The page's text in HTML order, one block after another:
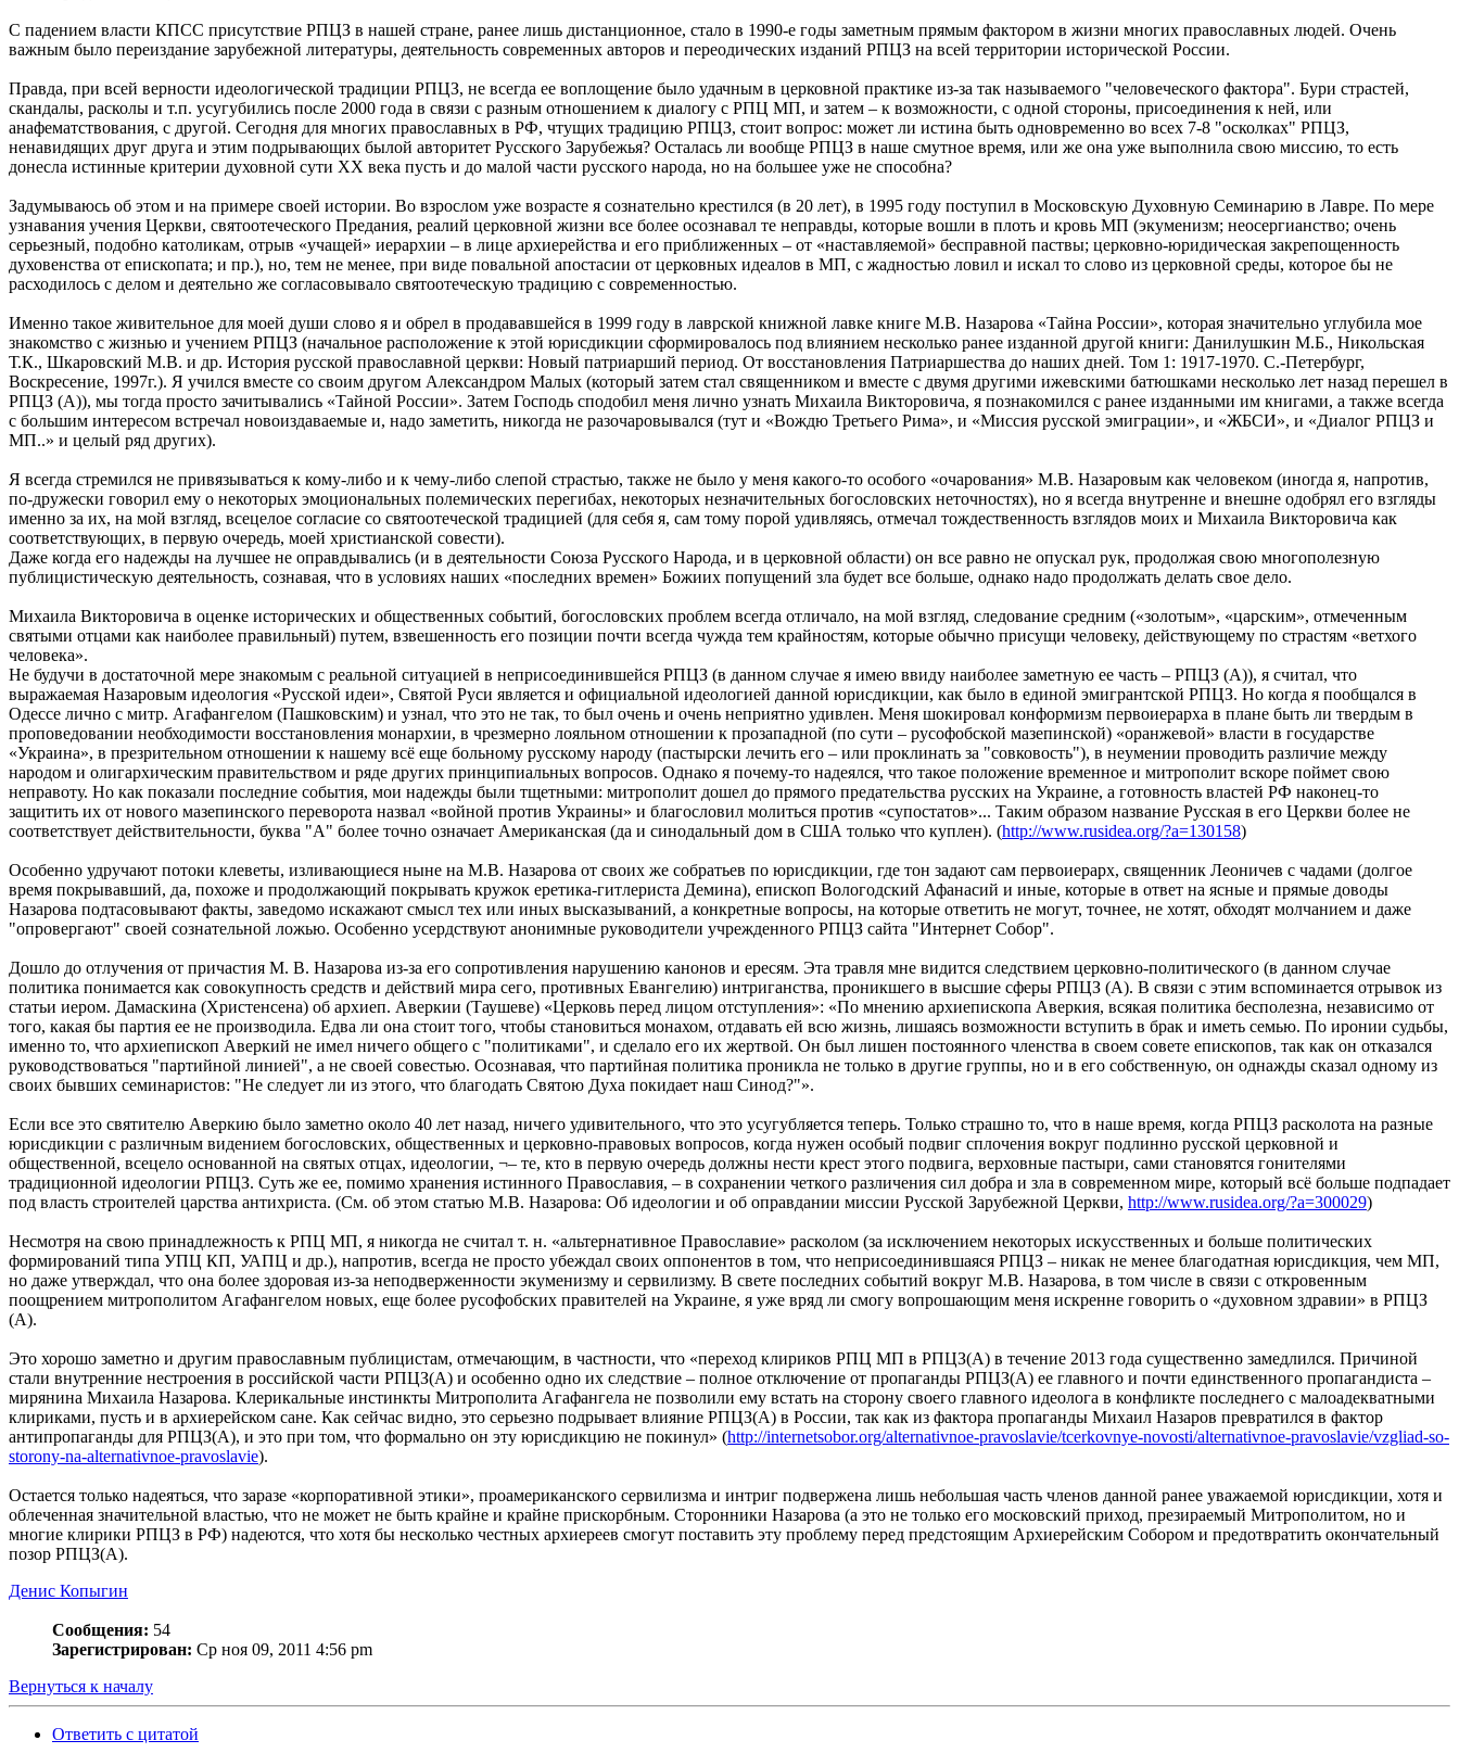
С падением власти КПСС присутствие РПЦЗ в нашей стране, ранее лишь дистанционное, стало в 1990-е годы заметным прямым фактором в жизни многих православных людей. Очень
важным было переиздание зарубежной литературы, деятельность современных авторов и переодических изданий РПЦЗ на всей территории исторической России.
Правда, при всей верности идеологической традиции РПЦЗ, не всегда ее воплощение было удачным в церковной практике из-за так называемого "человеческого фактора". Бури страстей,
скандалы, расколы и т.п. усугубились после 2000 года в связи с разным отношением к диалогу с РПЦ МП, и затем – к возможности, с одной стороны, присоединения к ней, или
анафематствования, с другой. Сегодня для многих православных в РФ, чтущих традицию РПЦЗ, стоит вопрос: может ли истина быть одновременно во всех 7-8 "осколках" РПЦЗ,
ненавидящих друг друга и этим подрывающих былой авторитет Русского Зарубежья? Осталась ли вообще РПЦЗ в наше смутное время, или же она уже выполнила свою миссию, то есть
донесла истинные критерии духовной сути ХХ века пусть и до малой части русского народа, но на большее уже не способна?
Задумываюсь об этом и на примере своей истории. Во взрослом уже возрасте я сознательно крестился (в 20 лет), в 1995 году поступил в Московскую Духовную Семинарию в Лавре. По мере
узнавания учения Церкви, святоотеческого Предания, реалий церковной жизни все более осознавал те неправды, которые вошли в плоть и кровь МП (экуменизм; неосергианство; очень
серьезный, подобно католикам, отрыв «учащей» иерархии – в лице архиерейства и его приближенных – от «наставляемой» бесправной паствы; церковно-юридическая закрепощенность
духовенства от епископата; и пр.), но, тем не менее, при виде повальной апостасии от церковных идеалов в МП, с жадностью ловил и искал то слово из церковной среды, которое бы не
расходилось с делом и деятельно же согласовывало святоотеческую традицию с современностью.
Именно такое живительное для моей души слово я и обрел в продававшейся в 1999 году в лаврской книжной лавке книге М.В. Назарова «Тайна России», которая значительно углубила мое
знакомство с жизнью и учением РПЦЗ (начальное расположение к этой юрисдикции сформировалось под влиянием несколько ранее изданной другой книги: Данилушкин М.Б., Никольская
Т.К., Шкаровский М.В. и др. История русской православной церкви: Новый патриарший период. От восстановления Патриаршества до наших дней. Том 1: 1917-1970. С.-Петербург,
Воскресение, 1997г.). Я учился вместе со своим другом Александром Малых (который затем стал священником и вместе с двумя другими ижевскими батюшками несколько лет назад перешел в
РПЦЗ (А)), мы тогда просто зачитывались «Тайной России». Затем Господь сподобил меня лично узнать Михаила Викторовича, я познакомился с ранее изданными им книгами, а также всегда
с большим интересом встречал новоиздаваемые и, надо заметить, никогда не разочаровывался (тут и «Вождю Третьего Рима», и «Миссия русской эмиграции», и «ЖБСИ», и «Диалог РПЦЗ и
МП..» и целый ряд других).
Я всегда стремился не привязываться к кому-либо и к чему-либо слепой страстью, также не было у меня какого-то особого «очарования» М.В. Назаровым как человеком (иногда я, напротив,
по-дружески говорил ему о некоторых эмоциональных полемических перегибах, некоторых незначительных богословских неточностях), но я всегда внутренне и внешне одобрял его взгляды
именно за их, на мой взгляд, всецелое согласие со святоотеческой традицией (для себя я, сам тому порой удивляясь, отмечал тождественность взглядов моих и Михаила Викторовича как
соответствующих, в первую очередь, моей христианской совести).
Даже когда его надежды на лучшее не оправдывались (и в деятельности Союза Русского Народа, и в церковной области) он все равно не опускал рук, продолжая свою многополезную
публицистическую деятельность, сознавая, что в условиях наших «последних времен» Божиих попущений зла будет все больше, однако надо продолжать делать свое дело.
Михаила Викторовича в оценке исторических и общественных событий, богословских проблем всегда отличало, на мой взгляд, следование средним («золотым», «царским», отмеченным
святыми отцами как наиболее правильный) путем, взвешенность его позиции почти всегда чужда тем крайностям, которые обычно присущи человеку, действующему по страстям «ветхого
человека».
Не будучи в достаточной мере знакомым с реальной ситуацией в неприсоединившейся РПЦЗ (в данном случае я имею ввиду наиболее заметную ее часть – РПЦЗ (А)), я считал, что
выражаемая Назаровым идеология «Русской идеи», Святой Руси является и официальной идеологией данной юрисдикции, как было в единой эмигрантской РПЦЗ. Но когда я пообщался в
Одессе лично с митр. Агафангелом (Пашковским) и узнал, что это не так, то был очень и очень неприятно удивлен. Меня шокировал конформизм первоиерарха в плане быть ли твердым в
проповедовании необходимости восстановления монархии, в чрезмерно лояльном отношении к прозападной (по сути – русофобской мазепинской) «оранжевой» власти в государстве
«Украина», в презрительном отношении к нашему всё еще больному русскому народу (пастырски лечить его – или проклинать за "совковость"), в неумении проводить различие между
народом и олигархическим правительством и ряде других принципиальных вопросов. Однако я почему-то надеялся, что такое положение временное и митрополит вскоре поймет свою
неправоту. Но как показали последние события, мои надежды были тщетными: митрополит дошел до прямого предательства русских на Украине, а готовность властей РФ наконец-то
защитить их от нового мазепинского переворота назвал «войной против Украины» и благословил молиться против «супостатов»... Таким образом название Русская в его Церкви более не
соответствует действительности, буква "А" более точно означает Американская (да и синодальный дом в США только что куплен). (http://www.rusidea.org/?a=130158)
Особенно удручают потоки клеветы, изливающиеся ныне на М.В. Назарова от своих же собратьев по юрисдикции, где тон задают сам первоиерарх, священник Леоничев с чадами (долгое
время покрывавший, да, похоже и продолжающий покрывать кружок еретика-гитлериста Демина), епископ Вологодский Афанасий и иные, которые в ответ на ясные и прямые доводы
Назарова подтасовывают факты, заведомо искажают смысл тех или иных высказываний, а конкретные вопросы, на которые ответить не могут, точнее, не хотят, обходят молчанием и даже
"опровергают" своей сознательной ложью. Особенно усердствуют анонимные руководители учрежденного РПЦЗ сайта "Интернет Собор".
Дошло до отлучения от причастия М. В. Назарова из-за его сопротивления нарушению канонов и ересям. Эта травля мне видится следствием церковно-политического (в данном случае
политика понимается как совокупность средств и действий мира сего, противных Евангелию) интриганства, проникшего в высшие сферы РПЦЗ (А). В связи с этим вспоминается отрывок из
статьи иером. Дамаскина (Христенсена) об архиеп. Аверкии (Таушеве) «Церковь перед лицом отступления»: «По мнению архиепископа Аверкия, всякая политика бесполезна, независимо от
того, какая бы партия ее не производила. Едва ли она стоит того, чтобы становиться монахом, отдавать ей всю жизнь, лишаясь возможности вступить в брак и иметь семью. По иронии судьбы,
именно то, что архиепископ Аверкий не имел ничего общего с "политиками", и сделало его их жертвой. Он был лишен постоянного членства в своем совете епископов, так как он отказался
руководствоваться "партийной линией", а не своей совестью. Осознавая, что партийная политика проникла не только в другие группы, но и в его собственную, он однажды сказал одному из
своих бывших семинаристов: "Не следует ли из этого, что благодать Святою Духа покидает наш Синод?"».
Если все это святителю Аверкию было заметно около 40 лет назад, ничего удивительного, что это усугубляется теперь. Только страшно то, что в наше время, когда РПЦЗ расколота на разные
юрисдикции с различным видением богословских, общественных и церковно-правовых вопросов, когда нужен особый подвиг сплочения вокруг подлинно русской церковной и
общественной, всецело основанной на святых отцах, идеологии, ¬– те, кто в первую очередь должны нести крест этого подвига, верховные пастыри, сами становятся гонителями
традиционной идеологии РПЦЗ. Суть же ее, помимо хранения истинного Православия, – в сохранении четкого различения сил добра и зла в современном мире, который всё больше подпадает
под власть строителей царства антихриста. (См. об этом статью М.В. Назарова: Об идеологии и об оправдании миссии Русской Зарубежной Церкви, http://www.rusidea.org/?a=300029)
Несмотря на свою принадлежность к РПЦ МП, я никогда не считал т. н. «альтернативное Православие» расколом (за исключением некоторых искусственных и больше политических
формирований типа УПЦ КП, УАПЦ и др.), напротив, всегда не просто убеждал своих оппонентов в том, что неприсоединившаяся РПЦЗ – никак не менее благодатная юрисдикция, чем МП,
но даже утверждал, что она более здоровая из-за неподверженности экуменизму и сервилизму. В свете последних событий вокруг М.В. Назарова, в том числе в связи с откровенным
поощрением митрополитом Агафангелом новых, еще более русофобских правителей на Украине, я уже вряд ли смогу вопрошающим меня искренне говорить о «духовном здравии» в РПЦЗ
(А).
Это хорошо заметно и другим православным публицистам, отмечающим, в частности, что «переход клириков РПЦ МП в РПЦЗ(А) в течение 2013 года существенно замедлился. Причиной
стали внутренние нестроения в российской части РПЦЗ(А) и особенно одно их следствие – полное отключение от пропаганды РПЦЗ(А) ее главного и почти единственного пропагандиста –
мирянина Михаила Назарова. Клерикальные инстинкты Митрополита Агафангела не позволили ему встать на сторону своего главного идеолога в конфликте последнего с малоадекватными
клириками, пусть и в архиерейском сане. Как сейчас видно, это серьезно подрывает влияние РПЦЗ(А) в России, так как из фактора пропаганды Михаил Назаров превратился в фактор
антипропаганды для РПЦЗ(А), и это при том, что формально он эту юрисдикцию не покинул» (http://internetsobor.org/alternativnoe-pravoslavie/tcerkovnye-novosti/alternativnoe-pravoslavie/vzgliad-so-
storony-na-alternativnoe-pravoslavie).
Остается только надеяться, что заразе «корпоративной этики», проамериканского сервилизма и интриг подвержена лишь небольшая часть членов данной ранее уважаемой юрисдикции, хотя и
облеченная значительной властью, что не может не быть крайне и крайне прискорбным. Сторонники Назарова (а это не только его московский приход, презираемый Митрополитом, но и
многие клирики РПЦЗ в РФ) надеются, что хотя бы несколько честных архиереев смогут поставить эту проблему перед предстоящим Архиерейским Собором и предотвратить окончательный
позор РПЦЗ(А).
Денис Копыгин
Сообщения: 54
Зарегистрирован: Ср ноя 09, 2011 4:56 pm
Вернуться к началу
Ответить с цитатой